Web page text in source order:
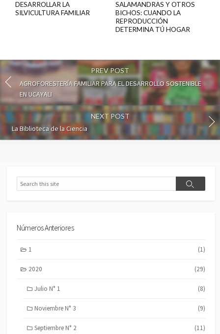
DESARROLLAR LA
SILVICULTURA FAMILIAR
SALAMANDRAS Y OTROS
BICHOS: CUANDO LA
REPRODUCCIÓN
DETERMINA TÚ HOGAR
PREV POST
AGROFORESTERÍA FAMILIAR PARA EL DESARROLLO SOSTENIBLE
EN UCAYALI
NEXT POST
La Biblioteca de la Ciencia
Search
Search
Números Anteriores
1 (1)
2020 (29)
Julio N° 1 (8)
Noviembre N° 3 (9)
Septiembre N° 2 (11)